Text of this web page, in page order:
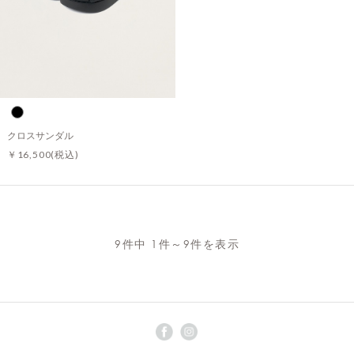
クロスサンダル
￥16,500(税込)
9件中 1件～9件を表示